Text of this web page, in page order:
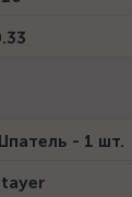
- 1 шт.